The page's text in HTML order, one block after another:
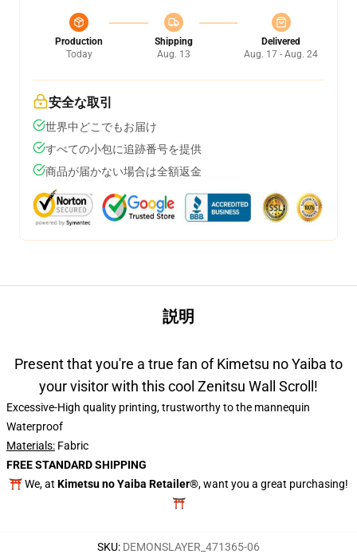
Production
Today
Shipping
Aug. 13
Delivered
Aug. 17 - Aug. 24
安全な取引
世界中どこでもお届け
すべての小包に追跡番号を提供
商品が届かない場合は全額返金
説明
Present that you're a true fan of Kimetsu no Yaiba to
your visitor with this cool Zenitsu Wall Scroll!
Excessive-High quality printing, trustworthy to the mannequin
Waterproof
Materials: Fabric
FREE STANDARD SHIPPING
⛩️ We, at Kimetsu no Yaiba Retailer®, want you a great purchasing!
⛩️
SKU: DEMONSLAYER_471365-06